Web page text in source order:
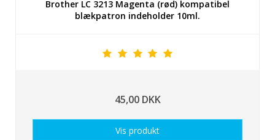
Brother LC 3213 Magenta (rød) kompatibel
blækpatron indeholder 10ml.
45,00 DKK
Vis produkt